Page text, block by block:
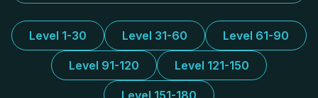
Level 1-30 Level 31-60 Level 61-90
Level 91-120 Level 121-150
Level 151-180